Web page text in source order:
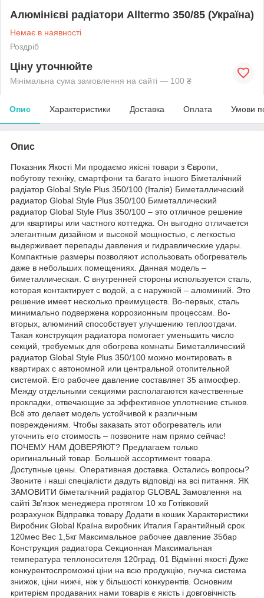
Алюмінієві радіатори Alltermo 350/85 (Україна)
Немає в наявності
Роздріб
Ціну уточнюйте
Мінімальна сума замовлення на сайті — 100 ₴
Опис Характеристики Доставка Оплата Умови
Опис
Показник Якості Ми продаємо якісні товари з Європи,
побутову техніку, смартфони та багато іншого Біметалічний
радіатор Global Style Plus 350/100 (Італія) Биметаллический
радиатор Global Style Plus 350/100 Биметаллический
радиатор Global Style Plus 350/100 – это отличное решение
для квартиры или частного коттеджа. Он выгодно отличается
элегантным дизайном и высокой мощностью, с легкостью
выдерживает перепады давления и гидравлические удары.
Компактные размеры позволяют использовать обогреватель
даже в небольших помещениях. Данная модель –
биметаллическая. С внутренней стороны используется сталь,
которая контактирует с водой, а с наружной – алюминий. Это
решение имеет несколько преимуществ. Во-первых, сталь
минимально подвержена коррозионным процессам. Во-
вторых, алюминий способствует улучшению теплоотдачи.
Такая конструкция радиатора помогает уменьшить число
секций, требуемых для обогрева комнаты Биметаллический
радиатор Global Style Plus 350/100 можно монтировать в
квартирах с автономной или центральной отопительной
системой. Его рабочее давление составляет 35 атмосфер.
Между отдельными секциями располагаются качественные
прокладки, отвечающие за эффективное уплотнение стыков.
Всё это делает модель устойчивой к различным
повреждениям. Чтобы заказать этот обогреватель или
уточнить его стоимость – позвоните нам прямо сейчас!
ПОЧЕМУ НАМ ДОВЕРЯЮТ? Предлагаем только
оригинальный товар. Большой ассортимент товара.
Доступные цены. Оперативная доставка. Остались вопросы?
Звоните і наші спеціалісти дадуть відповіді на всі питання. ЯК
ЗАМОВИТИ біметалічний радіатор GLOBAL Замовлення на
сайті Зв'язок менеджера протягом 10 хв Готівковий
розрахунок Відправка товару Додати в кошик Характеристики
Виробник Global Країна виробник Италия Гарантийный срок
120мес Вес 1,5кг Максимальное рабочее давление 35бар
Конструкция радиатора Секционная Максимальная
температура теплоносителя 120град. 01 Відмінні якості Дуже
конкурентоспроможні ціни на всю продукцію, гнучка система
знижок, ціни нижчі, ніж у більшості конкурентів. Основним
критерієм продаваних нами товарів є якість і довговічність